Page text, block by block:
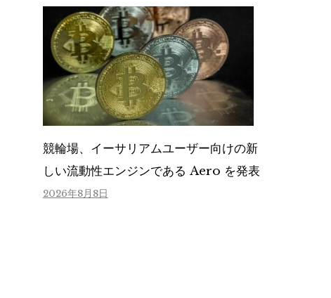
競輪場、イーサリアムユーザー向けの新
しい流動性エンジンである Aero を発表
2026年8月8日